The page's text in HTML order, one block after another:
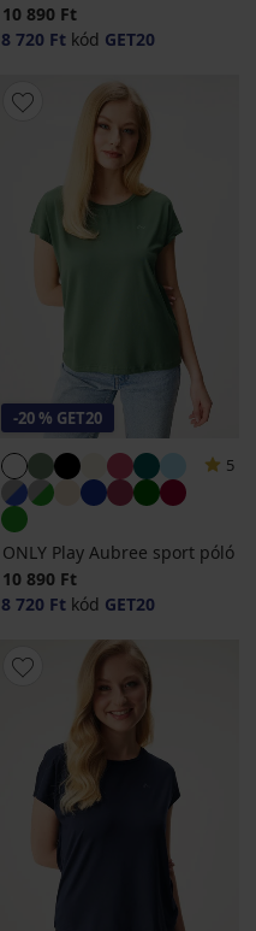
10 890 Ft
8 720 Ft kód GET20
-20 % GET20
5
ONLY Play Aubree sport póló
10 890 Ft
8 720 Ft kód GET20